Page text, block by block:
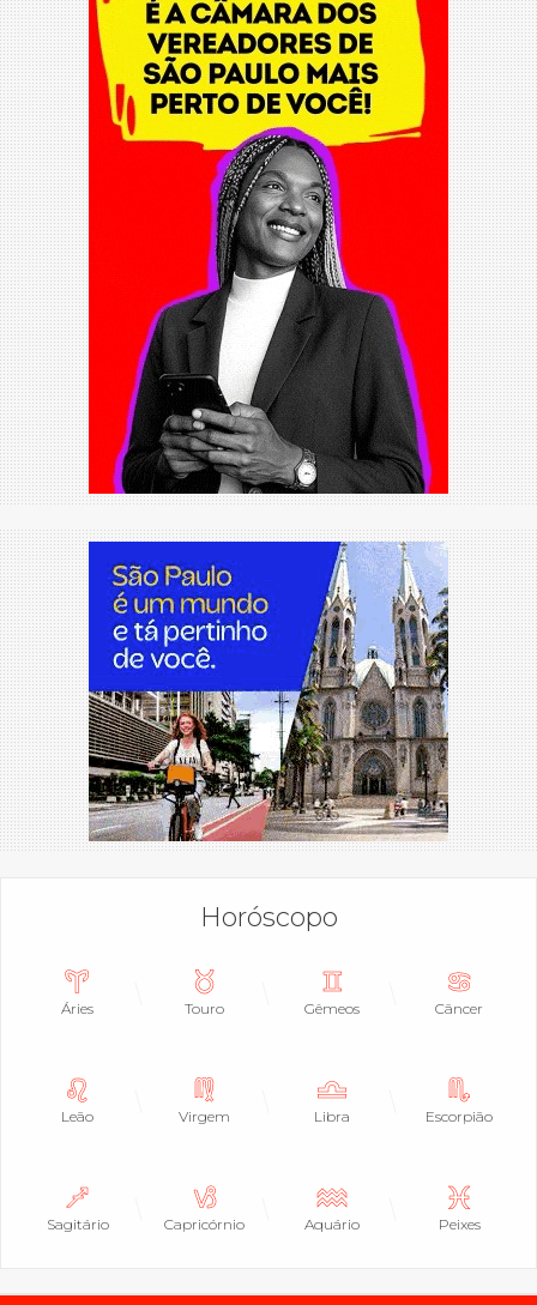
Horóscopo
Áries Touro Gêmeos Câncer
Leão Virgem Libra Escorpião
Sagitário Capricórnio Aquário Peixes